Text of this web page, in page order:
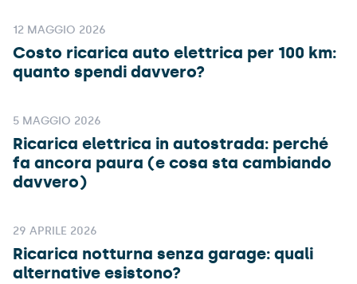
12 MAGGIO 2026
Costo ricarica auto elettrica per 100 km:
quanto spendi davvero?
5 MAGGIO 2026
Ricarica elettrica in autostrada: perché
fa ancora paura (e cosa sta cambiando
davvero)
29 APRILE 2026
Ricarica notturna senza garage: quali
alternative esistono?